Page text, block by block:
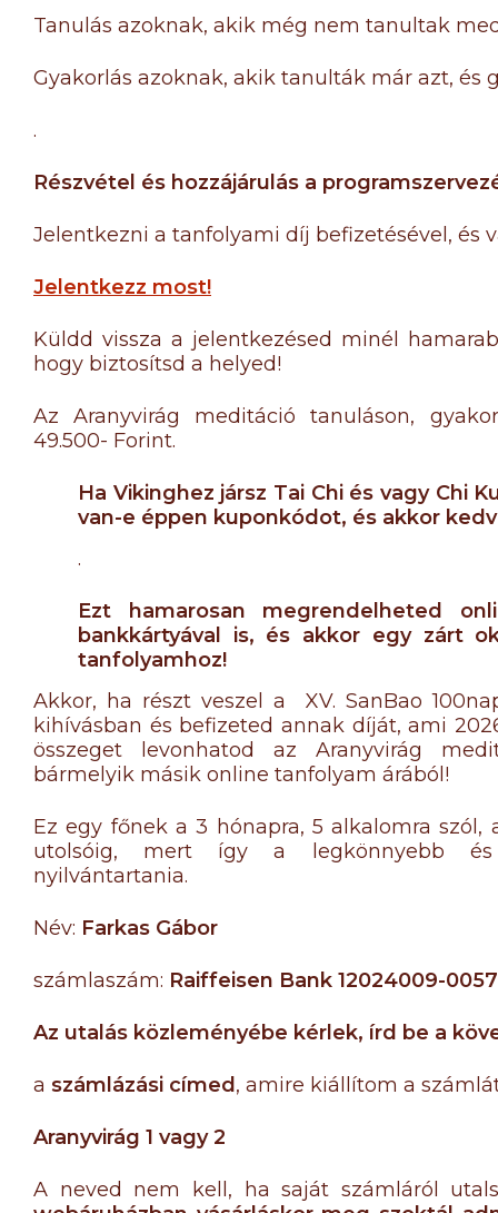
Tanulás azoknak, akik még nem tanultak
Gyakorlás azoknak, akik tanulták már azt, és
.
Részvétel és hozzájárulás a
Jelentkezni a tanfolyami díj befizetésével, és
Jelentkezz most!
Küldd vissza a jelentkezésed minél
hogy biztosítsd a helyed!
Az Aranyvirág meditáció tanuláson,
49.500- Forint.
Ha Vikinghez jársz Tai Chi és vagy Chi
van-e éppen kuponkódot, és akkor
.
Ezt hamarosan megrendelheted
bankkártyával is, és akkor egy zárt
tanfolyamhoz!
Akkor, ha részt veszel a XV. SanBao
kihívásban és befizeted annak díját, ami
összeget levonhatod az Aranyvirág
bármelyik másik online tanfolyam árából!
Ez egy főnek a 3 hónapra, 5 alkalomra
utolsóig, mert így a legkönnyebb és
nyilvántartania.
Név: Farkas Gábor
számlaszám: Raiffeisen Bank 12024009-
Az utalás közleményébe kérlek, írd be a
a számlázási címed , amire kiállítom a
Aranyvirág 1 vagy 2
A neved nem kell, ha saját számláról